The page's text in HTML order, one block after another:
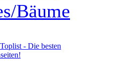
Bäume